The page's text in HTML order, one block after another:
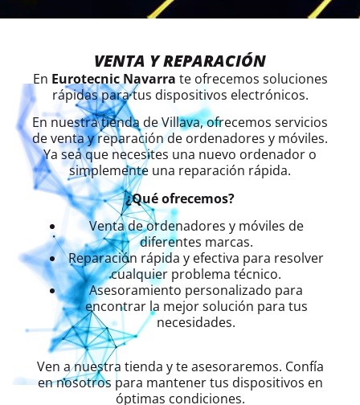
VENTA Y REPARACIÓN
En Eurotecnic Navarra te ofrecemos soluciones
rápidas para tus dispositivos electrónicos.
En nuestra tienda de Villava, ofrecemos servicios
de venta y reparación de ordenadores y móviles.
Ya sea que necesites una nuevo ordenador o
simplemente una reparación rápida.
¿Qué ofrecemos?
Venta de ordenadores y móviles de
diferentes marcas.
Reparación rápida y efectiva para resolver
cualquier problema técnico.
Asesoramiento personalizado para
encontrar la mejor solución para tus
necesidades.
Ven a nuestra tienda y te asesoraremos. Confía
en nosotros para mantener tus dispositivos en
óptimas condiciones.